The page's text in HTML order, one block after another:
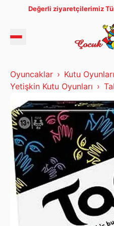
Değerli ziyaretçilerimiz
Oyuncaklar
Kutu Oyunları
Yetişkin Kutu Oyunları